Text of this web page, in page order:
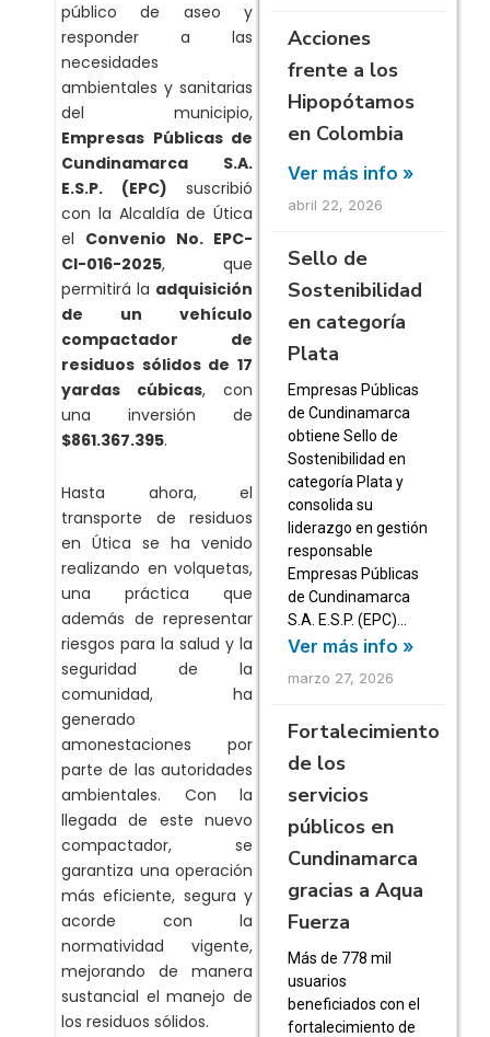
público de aseo y
responder a las
necesidades
ambientales y sanitarias
del municipio,
Empresas Públicas de
Cundinamarca S.A.
E.S.P. (EPC) suscribió
con la Alcaldía de Útica
el Convenio No. EPC-
CI-016-2025, que
permitirá la adquisición
de un vehículo
compactador de
residuos sólidos de 17
yardas cúbicas, con
una inversión de
$861.367.395.
Hasta ahora, el
transporte de residuos
en Útica se ha venido
realizando en volquetas,
una práctica que
además de representar
riesgos para la salud y la
seguridad de la
comunidad, ha
generado
amonestaciones por
parte de las autoridades
ambientales. Con la
llegada de este nuevo
compactador, se
garantiza una operación
más eficiente, segura y
acorde con la
normatividad vigente,
mejorando de manera
sustancial el manejo de
los residuos sólidos.
Acciones
frente a los
Hipopótamos
en Colombia
Ver más info »
abril 22, 2026
Sello de
Sostenibilidad
en categoría
Plata
Empresas Públicas
de Cundinamarca
obtiene Sello de
Sostenibilidad en
categoría Plata y
consolida su
liderazgo en gestión
responsable
Empresas Públicas
de Cundinamarca
S.A. E.S.P. (EPC)…
Ver más info »
marzo 27, 2026
Fortalecimiento
de los
servicios
públicos en
Cundinamarca
gracias a Aqua
Fuerza
Más de 778 mil
usuarios
beneficiados con el
fortalecimiento de